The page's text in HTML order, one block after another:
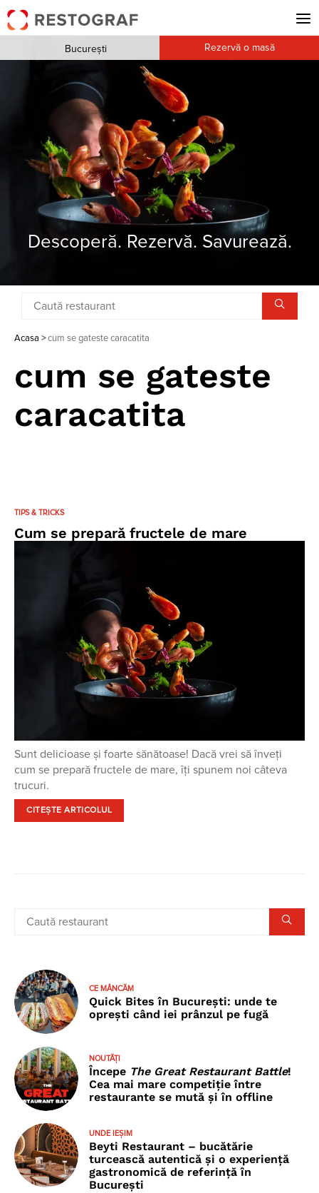
Descoperă. Rezervă. Savurează.
București Rezervă o masă
Acasa >cum se gateste caracatita
cum se gateste
caracatita
TIPS & TRICKS
Cum se prepară fructele de mare
Sunt delicioase și foarte sănătoase! Dacă vrei să înveți
cum se prepară fructele de mare, îți spunem noi câteva
trucuri.
CITEȘTE ARTICOLUL
CE MÂNCĂM
Quick Bites în București: unde te
oprești când iei prânzul pe fugă
NOUTĂȚI
Începe The Great Restaurant Battle!
Cea mai mare competiție între
restaurante se mută și în offline
UNDE IEȘIM
Beyti Restaurant – bucătărie
turcească autentică și o experiență
gastronomică de referință în
București